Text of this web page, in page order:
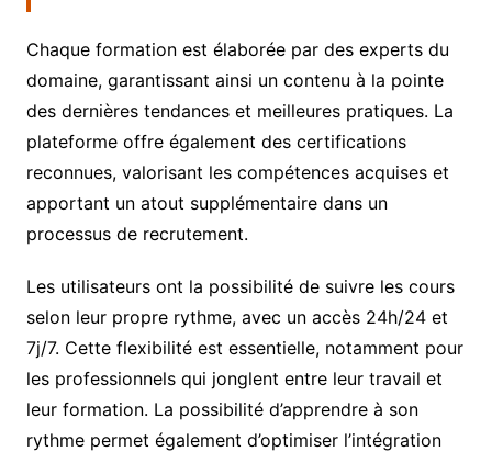
Chaque formation est élaborée par des experts du
domaine, garantissant ainsi un contenu à la pointe
des dernières tendances et meilleures pratiques. La
plateforme offre également des certifications
reconnues, valorisant les compétences acquises et
apportant un atout supplémentaire dans un
processus de recrutement.
Les utilisateurs ont la possibilité de suivre les cours
selon leur propre rythme, avec un accès 24h/24 et
7j/7. Cette flexibilité est essentielle, notamment pour
les professionnels qui jonglent entre leur travail et
leur formation. La possibilité d’apprendre à son
rythme permet également d’optimiser l’intégration